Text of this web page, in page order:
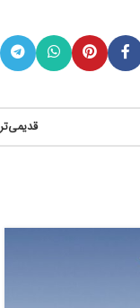
قدیمی‌تر